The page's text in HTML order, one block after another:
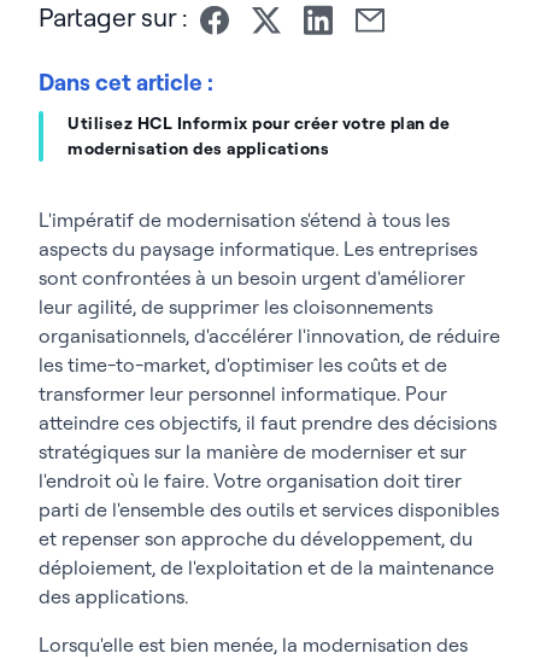
Partager sur :
Dans cet article :
Utilisez HCL Informix pour créer votre plan de
modernisation des applications
L'impératif de modernisation s'étend à tous les
aspects du paysage informatique. Les entreprises
sont confrontées à un besoin urgent d'améliorer
leur agilité, de supprimer les cloisonnements
organisationnels, d'accélérer l'innovation, de réduire
les time-to-market, d'optimiser les coûts et de
transformer leur personnel informatique. Pour
atteindre ces objectifs, il faut prendre des décisions
stratégiques sur la manière de moderniser et sur
l'endroit où le faire. Votre organisation doit tirer
parti de l'ensemble des outils et services disponibles
et repenser son approche du développement, du
déploiement, de l'exploitation et de la maintenance
des applications.
Lorsqu'elle est bien menée, la modernisation des